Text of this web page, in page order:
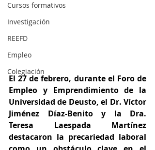
Cursos formativos
Investigación
REEFD
Empleo
Colegiación
El 27 de febrero, durante el Foro de
Empleo y Emprendimiento de la
Universidad de Deusto, el Dr. Víctor
Jiménez Díaz-Benito y la Dra.
Teresa Laespada Martínez
destacaron la precariedad laboral